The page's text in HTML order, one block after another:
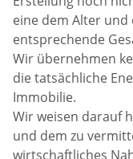
eine dem Alter und
entsprechende
Wir übernehmen
die tatsächliche
Immobilie.
Wir weisen darauf
und dem zu
wirtschaftliches